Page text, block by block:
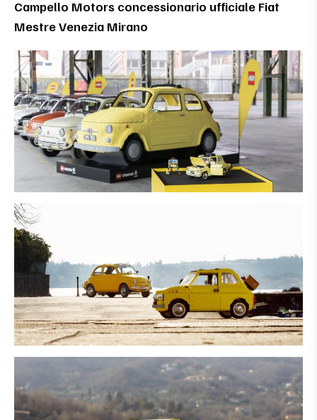
Campello Motors concessionario ufficiale Fiat
Mestre Venezia Mirano